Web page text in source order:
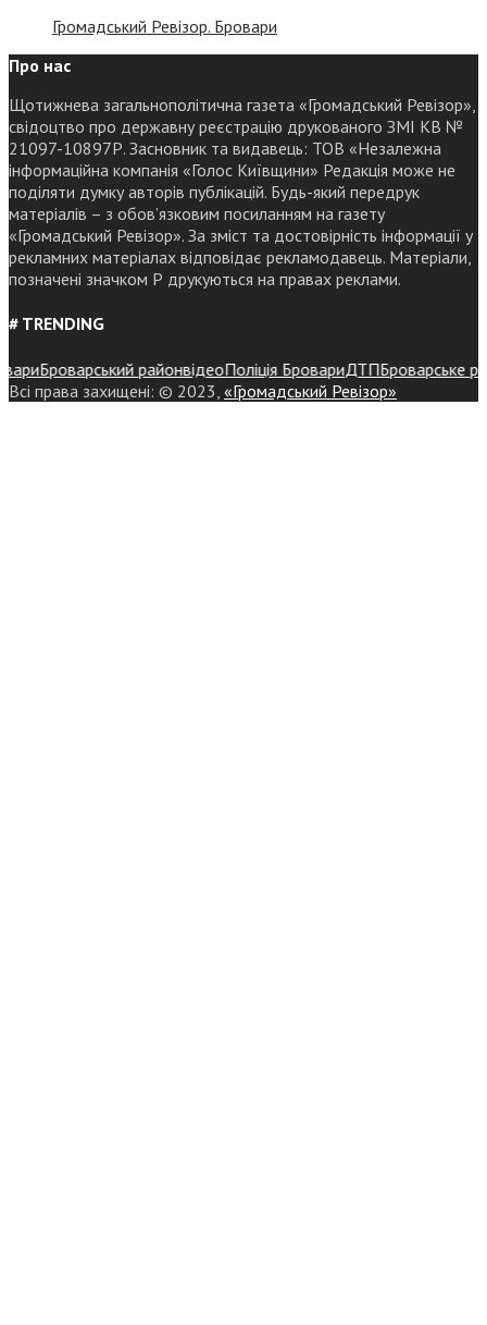
Громадський Ревізор. Бровари
Про нас
Щотижнева загальнополітична газета «Громадський Ревізор»,
свідоцтво про державну реєстрацію друкованого ЗМІ КВ №
21097-10897Р. Засновник та видавець: ТОВ «Незалежна
інформаційна компанія «Голос Київщини» Редакція може не
поділяти думку авторів публікацій. Будь-який передрук
матеріалів – з обов’язковим посиланням на газету
«Громадський Ревізор». За зміст та достовірність інформації у
рекламних матеріалах відповідає рекламодавець. Матеріали,
позначені значком Р друкуються на правах реклами.
# TRENDING
Броварський районвідеоПоліція БровариДТПБроварське
Всі права захищені: © 2023, «Громадський Ревізор»